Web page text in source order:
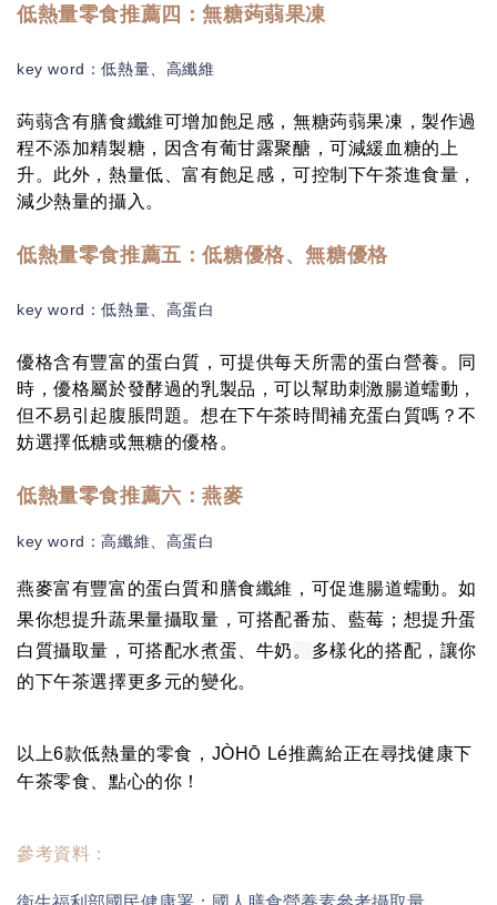
低熱量零食推薦四：無糖蒟蒻果凍
key word：低熱量、高纖維
蒟蒻含有膳食纖維可增加飽足感，無糖蒟蒻果凍，製作過
程不添加精製糖，因含有葡甘露聚醣，可減緩血糖的上
升。此外，熱量低、富有飽足感，可控制下午茶進食量，
減少熱量的攝入。
低熱量零食推薦五：低糖優格、無糖優格
key word：低熱量、高蛋白
優格含有豐富的蛋白質，可提供每天所需的蛋白營養。同
時，優格屬於發酵過的乳製品，可以幫助刺激腸道蠕動，
但不易引起腹脹問題。想在下午茶時間補充蛋白質嗎？不
妨選擇低糖或無糖的優格。
低熱量零食推薦六：燕麥
key word：高纖維、高蛋白
燕麥富有豐富的蛋白質和膳食纖維，可促進腸道蠕動。如
果你想提升蔬果量攝取量，可搭配番茄、藍莓；想提升蛋
白質攝取量，可搭配水煮蛋、牛奶 。 多樣化的搭配，讓你
的下午茶選擇更多元的變化。
以上6款低熱量的零食，JÒHŌ
Lé推薦給正在尋找健康下
午茶零食、點心的你！
參考資料：